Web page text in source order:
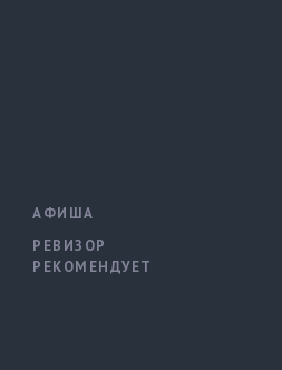
АФИША
РЕВИЗОР
РЕКОМЕНДУЕТ